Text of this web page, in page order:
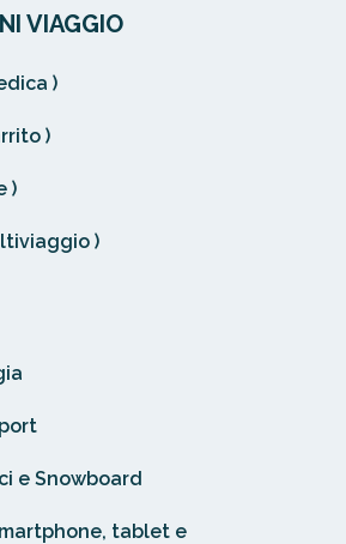
VIAGGIO
)
)
)
)
e Snowboard
tablet e